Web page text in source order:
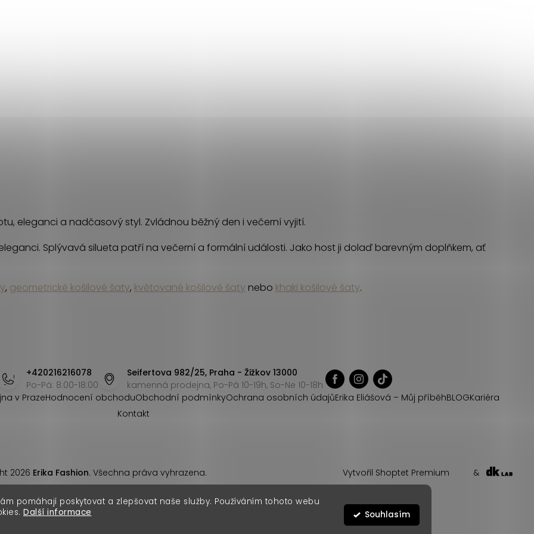
pomáhají poskytovat a zlepšovat naše služby. Používáním tohoto webu
Další informace Souhlasím
eleganci a nadčasový styl. Zvládnou běžný den i večerní vyjití.
Splývavá silueta patří na večerní a formální události. Jako host ji dolaď barevným doplňkem, ať
, geometrické košilové šaty, květované košilové šaty nebo khaki košilové šaty.
+420216216078
Po-Pá: 8:00-18:00
Seifertova 982/25, Praha - Žižkov 13000
kamenná prodejna, Po-Pá 10-19h, So-Ne 10-18h
v PrazeHodnocení obchoduObchodní podmínkyOchrana osobních údajůErika Eliášová – Můj příběhBLOGKariéra
Kontakt
Vytvořil Shoptet Premium &
2026 Erika Fashion. Všechna práva vyhrazena.